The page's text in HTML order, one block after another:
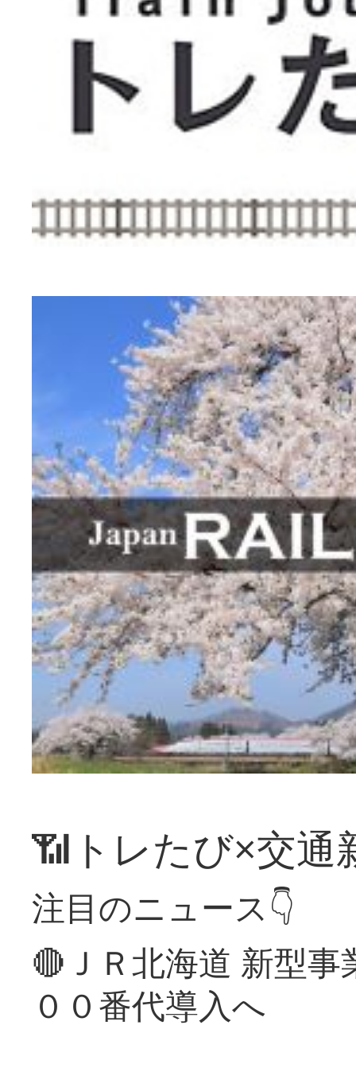
📶トレたび×交通
注目のニュース👇
🔴ＪＲ北海道 新型
００番代導入へ